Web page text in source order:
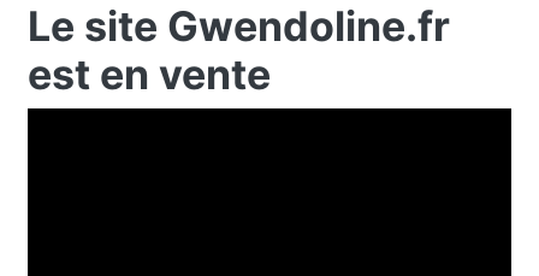
Le site Gwendoline.fr
est en vente